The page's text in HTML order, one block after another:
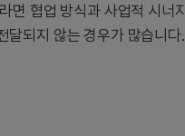
면 협업 방식과 사업적 시
달되지 않는 경우가 많습니다.